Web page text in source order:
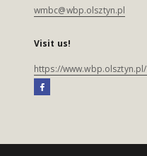
wmbc@wbp.olsztyn.pl
Visit us!
https://www.wbp.olsztyn.pl/